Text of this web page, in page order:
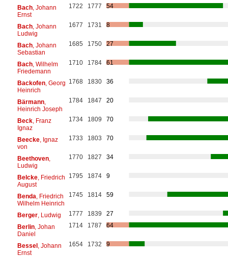
Bach, Johann
Ernst
1722 1777 54
Bach, Johann
Ludwig
1677 1731 8
Bach, Johann
Sebastian
1685 1750 27
Bach, Wilhelm
Friedemann
1710 1784 61
Backofen, Georg
Heinrich
1768 1830 36
Bärmann,
Heinrich Joseph
1784 1847 20
Beck, Franz
Ignaz
1734 1809 70
Beecke, Ignaz
von
1733 1803 70
Beethoven,
Ludwig
1770 1827 34
Belcke, Friedrich
August
1795 1874 9
Benda , Friedrich
Wilhelm Heinrich
1745 1814 59
Berger, Ludwig 1777 1839
27
Berlin, Johan
Daniel
1714 1787 64
Bessel, Johann
Ernst
1654 1732 9